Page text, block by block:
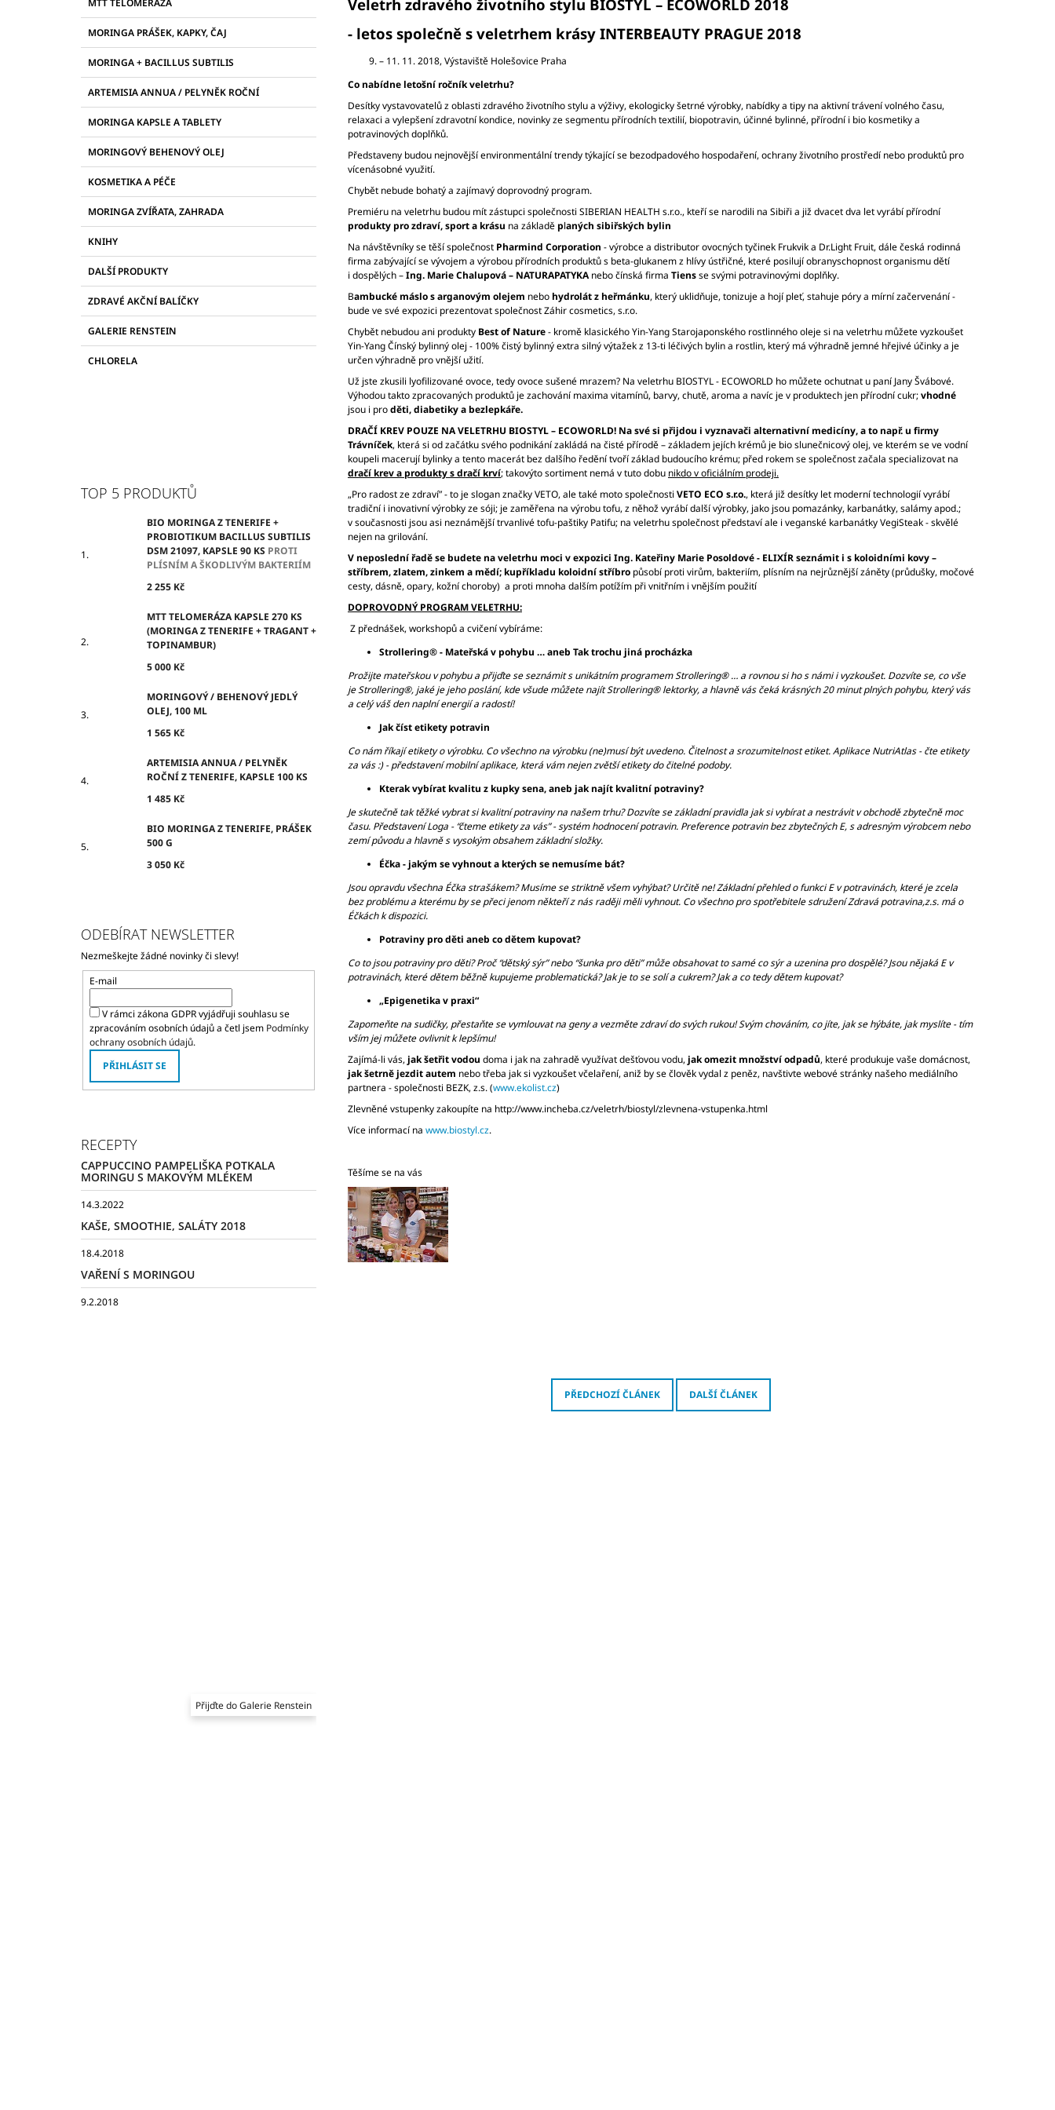
G
O
R
E
MORINGA PRÁŠEK, KAPKY, ČAJ
MORINGA + BACILLUS SUBTILIS
ARTEMISIA ANNUA / PELYNĚK ROČNÍ
MORINGA KAPSLE A TABLETY
MORINGOVÝ BEHENOVÝ OLEJ
KOSMETIKA A PÉČE
MORINGA ZVÍŘATA, ZAHRADA
KNIHY
DALŠÍ PRODUKTY
ZDRAVÉ AKČNÍ BALÍČKY
GALERIE RENSTEIN
CHLORELA
TOP 5 PRODUKTŮ
BIO MORINGA Z TENERIFE +
PROBIOTIKUM BACILLUS SUBTILIS
DSM 21097, KAPSLE 90 KS PROTI
PLÍSNÍM A ŠKODLIVÝM BAKTERIÍM
2 255 Kč
MTT TELOMERÁZA KAPSLE 270 KS
(MORINGA Z TENERIFE + TRAGANT +
TOPINAMBUR)
5 000 Kč
MORINGOVÝ / BEHENOVÝ JEDLÝ
OLEJ, 100 ML
1 565 Kč
ARTEMISIA ANNUA / PELYNĚK
ROČNÍ Z TENERIFE, KAPSLE 100 KS
1 485 Kč
BIO MORINGA Z TENERIFE, PRÁŠEK
500 G
3 050 Kč
ODEBÍRAT NEWSLETTER
Nezmeškejte žádné novinky či slevy!
E-mail
V rámci zákona GDPR vyjádřuji souhlasu se
zpracováním osobních údajů a četl jsem Podmínky
ochrany osobních údajů.
PŘIHLÁSIT SE
RECEPTY
CAPPUCCINO PAMPELIŠKA POTKALA
MORINGU S MAKOVÝM MLÉKEM
14.3.2022
KAŠE, SMOOTHIE, SALÁTY 2018
18.4.2018
VAŘENÍ S MORINGOU
9.2.2018
Přijďte do Galerie Renstein
Veletrh zdravého životního stylu BIOSTYL – ECOWORLD 2018
- letos společně s veletrhem krásy INTERBEAUTY PRAGUE 2018
– 11. 11. 2018, Výstaviště Holešovice Praha
Co nabídne letošní ročník veletrhu?
Desítky vystavovatelů z oblasti zdravého životního stylu a výživy, ekologicky šetrné výrobky, nabídky a tipy na aktivní trávení volného času,
relaxaci a vylepšení zdravotní kondice, novinky ze segmentu přírodních textilií, biopotravin, účinné bylinné, přírodní i bio kosmetiky a
potravinových doplňků.
Představeny budou nejnovější environmentální trendy týkající se bezodpadového hospodaření, ochrany životního prostředí nebo produktů pro
vícenásobné využití.
Chybět nebude bohatý a zajímavý doprovodný program.
Premiéru na veletrhu budou mít zástupci společnosti SIBERIAN HEALTH s.r.o., kteří se narodili na Sibiři a již dvacet dva let vyrábí přírodní
produkty pro zdraví, sport a krásu na základě planých sibiřských bylin
Na návštěvníky se těší společnost Pharmind Corporation - výrobce a distributor ovocných tyčinek Frukvik a Dr.Light Fruit, dále česká rodinná
firma zabývající se vývojem a výrobou přírodních produktů s beta-glukanem z hlívy ústřičné, které posilují obranyschopnost organismu dětí
i dospělých –Ing. Marie Chalupová – NATURAPATYKAnebo čínská firma Tiensse svými potravinovými doplňky.
Bambucké máslo s arganovým olejem nebo hydrolát z heřmánku, který uklidňuje, tonizuje a hojí pleť, stahuje póry a mírní začervenání -
bude ve své expozici prezentovat společnost Záhir cosmetics, s.r.o.
Chybět nebudou ani produkty Best of Nature- kromě klasického Yin-Yang Starojaponského rostlinného oleje si na veletrhu můžete vyzkoušet
Yin-Yang Čínský bylinný olej - 100% čistý bylinný extra silný výtažek z 13-ti léčivých bylin a rostlin, který má výhradně jemné hřejivé účinky a je
určen výhradně pro vnější užití.
Už jste zkusili lyofilizované ovoce, tedy ovoce sušené mrazem? Na veletrhu BIOSTYL - ECOWORLD ho můžete ochutnat u paní Jany Švábové.
Výhodou takto zpracovaných produktů je zachování maxima vitamínů, barvy, chutě, aroma a navíc je v produktech jen přírodní cukr;vhodné
jsou i proděti, diabetiky a bezlepkáře.
DRAČÍ KREV POUZE NA VELETRHU BIOSTYL – ECOWORLD! Na své si přijdou i vyznavači alternativní medicíny, a to např. u firmy
Trávníček, která si od začátku svého podnikání zakládá na čisté přírodě – základem jejích krémů je bio slunečnicový olej, ve kterém se ve vodní
koupeli macerují bylinky a tento macerát bez dalšího ředění tvoří základ budoucího krému; před rokem se společnost začala specializovat na
dračí krev a produkty s dračí krví; takovýto sortiment nemá v tuto dobu nikdo v oficiálním prodeji.
„Pro radost ze zdraví” - to je slogan značky VETO, ale také moto společnosti VETO ECO s.r.o., která již desítky let moderní technologií vyrábí
tradiční i inovativní výrobky ze sóji; je zaměřena na výrobu tofu, z něhož vyrábí další výrobky, jako jsou pomazánky, karbanátky, salámy apod.;
v současnosti jsou asi neznámější trvanlivé tofu-paštiky Patifu; na veletrhu společnost představí ale i veganské karbanátky VegiSteak - skvělé
nejen na grilování.
V neposlední řadě se budete na veletrhu moci v expozici Ing. Kateřiny Marie Posoldové - ELIXÍRseznámit i s koloidními kovy –
stříbrem, zlatem, zinkem a mědí; kupříkladu koloidní stříbro působí proti virům, bakteriím, plísním na nejrůznější záněty (průdušky, močové
cesty, dásně, opary, kožní choroby) a proti mnoha dalším potížím při vnitřním i vnějším použití
DOPROVODNÝ PROGRAM VELETRHU:
Z přednášek, workshopů a cvičení vybíráme:
Strollering® - Mateřská v pohybu … aneb Tak trochu jiná procházka
Prožijte mateřskou v pohybu a přijďte se seznámit s unikátním programem Strollering® … a rovnou si ho s námi i vyzkoušet. Dozvíte se, co vše
je Strollering®, jaké je jeho poslání, kde všude můžete najít Strollering® lektorky, a hlavně vás čeká krásných 20 minut plných pohybu, který vás
a celý váš den naplní energií a radostí!
Jak číst etikety potravin
Co nám říkají etikety o výrobku. Co všechno na výrobku (ne)musí být uvedeno. Čitelnost a srozumitelnost etiket. Aplikace NutriAtlas - čte etikety
za vás :) - představení mobilní aplikace, která vám nejen zvětší etikety do čitelné podoby.
Kterak vybírat kvalitu z kupky sena, aneb jak najít kvalitní potraviny?
Je skutečně tak těžké vybrat si kvalitní potraviny na našem trhu? Dozvíte se základní pravidla jak si vybírat a nestrávit v obchodě zbytečně moc
času. Představení Loga - “čteme etikety za vás” - systém hodnocení potravin. Preference potravin bez zbytečných E, s adresným výrobcem nebo
zemí původu a hlavně s vysokým obsahem základní složky.
Éčka - jakým se vyhnout a kterých se nemusíme bát?
Jsou opravdu všechna Éčka strašákem? Musíme se striktně všem vyhýbat? Určitě ne! Základní přehled o funkci E v potravinách, které je zcela
bez problému a kterému by se přeci jenom někteří z nás raději měli vyhnout. Co všechno pro spotřebitele sdružení Zdravá potravina,z.s. má o
Éčkách k dispozici.
Potraviny pro děti aneb co dětem kupovat?
Co to jsou potraviny pro děti? Proč “dětský sýr” nebo “šunka pro děti” může obsahovat to samé co sýr a uzenina pro dospělé? Jsou nějaká E v
potravinách, které dětem běžně kupujeme problematická? Jak je to se solí a cukrem? Jak a co tedy dětem kupovat?
„Epigenetika v praxi“
Zapomeňte na sudičky, přestaňte se vymlouvat na geny a vezměte zdraví do svých rukou! Svým chováním, co jíte, jak se hýbáte, jak myslíte - tím
vším jej můžete ovlivnit k lepšímu!
Zajímá-li vás, jak šetřit vodou doma i jak na zahradě využívat dešťovou vodu, jak omezit množství odpadů, které produkuje vaše domácnost,
jak šetrně jezdit autem nebo třeba jak si vyzkoušet včelaření, aniž by se člověk vydal z peněz, navštivte webové stránky našeho mediálního
partnera - společnosti BEZK, z.s. (www.ekolist.cz)
Zlevněné vstupenky zakoupíte na http://www.incheba.cz/veletrh/biostyl/zlevnena-vstupenka.html
Více informací na www.biostyl.cz.
Těšíme se na vás
PŘEDCHOZÍ ČLÁNEK DALŠÍ ČLÁNEK
ŠKODLIVÝM BAKTERIÍM
2 255 Kč
1 565 Kč